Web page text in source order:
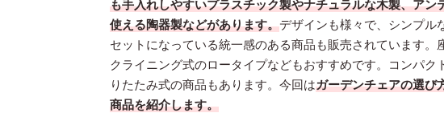
も手入れしやすいプラスチック製やナチュラルな木製、ア
使える陶器製などがあります。デザインも様々で、シンプル
セットになっている統一感のある商品も販売されています
クライニング式のロータイプなどもおすすめです。コンパ
りたたみ式の商品もあります。今回はガーデンチェアの選び
商品を紹介します。